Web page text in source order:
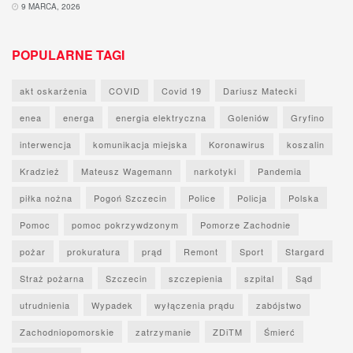
9 MARCA, 2026
POPULARNE TAGI
akt oskarżenia COVID Covid 19 Dariusz Matecki
enea energa energia elektryczna Goleniów Gryfino
interwencja komunikacja miejska Koronawirus koszalin
Kradzież Mateusz Wagemann narkotyki Pandemia
piłka nożna Pogoń Szczecin Police Policja Polska
Pomoc pomoc pokrzywdzonym Pomorze Zachodnie
pożar prokuratura prąd Remont Sport Stargard
Straż pożarna Szczecin szczepienia szpital Sąd
utrudnienia Wypadek wyłączenia prądu zabójstwo
Zachodniopomorskie zatrzymanie ZDiTM Śmierć